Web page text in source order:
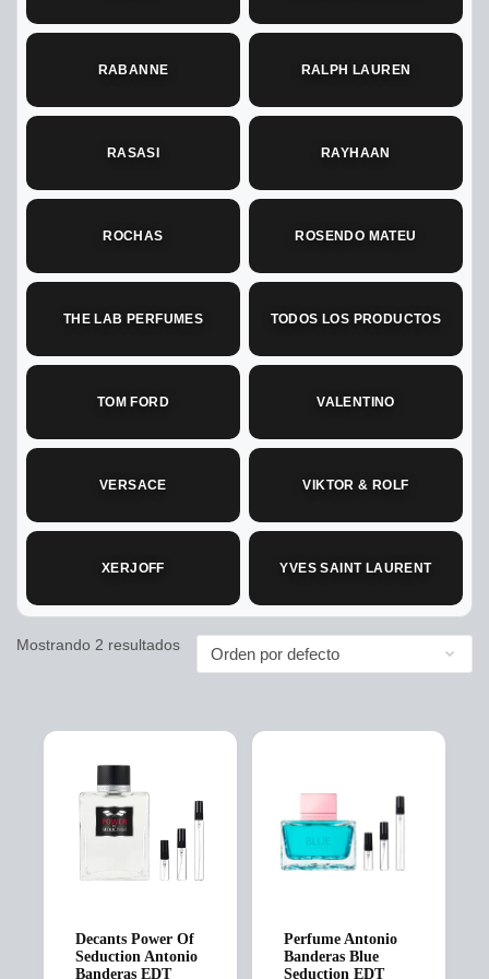
RABANNE RALPH LAUREN
RASASI RAYHAAN
ROCHAS ROSENDO MATEU
THE LAB PERFUMES TODOS LOS PRODUCTOS
TOM FORD VALENTINO
VERSACE VIKTOR & ROLF
XERJOFF YVES SAINT LAURENT
Mostrando 2 resultados
Decants Power Of
Seduction Antonio
Banderas EDT
Perfume Antonio
Banderas Blue
Seduction EDT